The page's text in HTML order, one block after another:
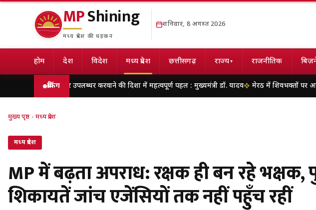
MPShining
मध्य प्रदेश की धड़कन
शनिवार, 8 अगस्त 2026
होम देश विदेश मध्य प्रदेश छत्तीसगढ़ राज्य▾ राजनीतिक
ब्रेकिंग
के अवसर उपलब्धर करवाने की दिशा में महत्वपूर्ण पहल : मुख्यमंत्री डॉ. यादव मेरठ में शिवभक्तों पर आज पुष्पवर्षा करेंगे
मुख्य पृष्ठ › मध्य प्रदेश
मध्य प्रदेश
MP में बढ़ता अपराध: रक्षक ही बन रहे भक्षक,
शिकायतें जांच एजेंसियों तक नहीं पहुँच रहीं